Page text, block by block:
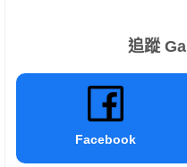
追蹤
Facebook